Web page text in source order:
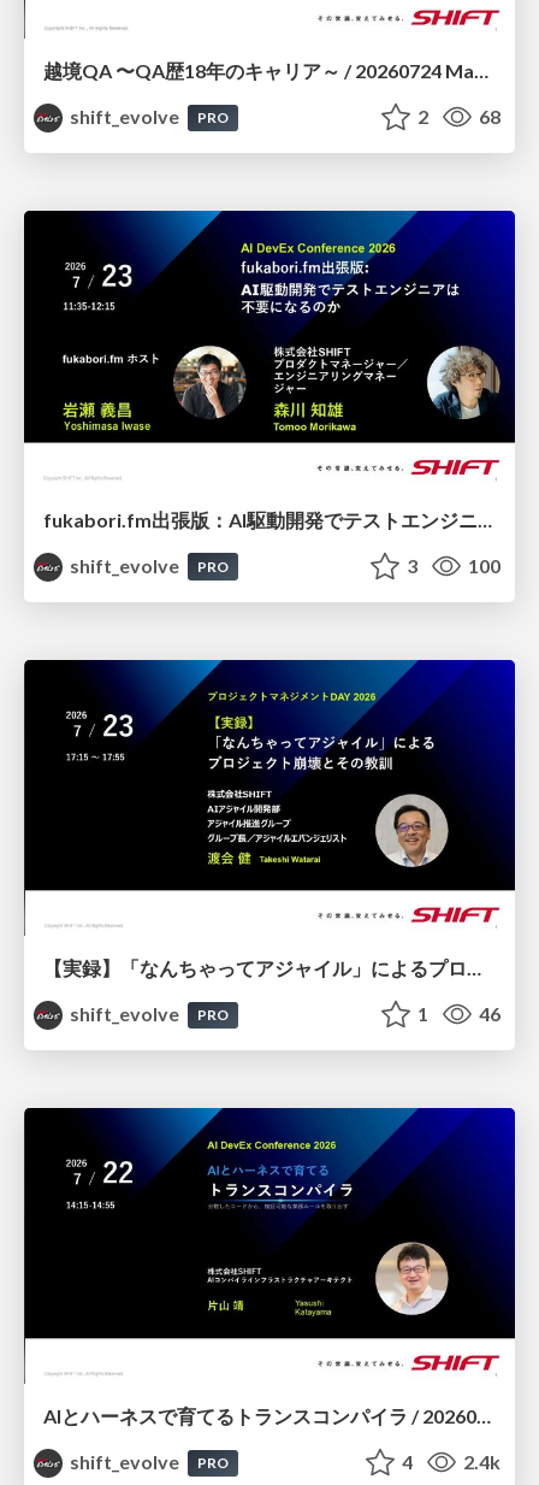
越境QA 〜QA歴18年のキャリア～ / 20260724 Masakazu Yoshikawa
shift_evolve
PRO 2 68
shift_evolve
PRO 3 100
【実録】「なんちゃってアジャイル」によるプロジェクト崩壊とその教訓 / 20260723 Takeshi Watarai
shift_evolve
PRO 1 46
AIとハーネスで育てるトランスコンパイラ / 20260722 Yasushi Katayama
shift_evolve
PRO 4 2.4k